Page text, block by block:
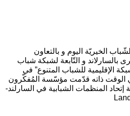
الخيريّة اليوم و بالتعاون
بالسارلاند و التّابعة لشبكة شباب
الإقليمية للشباب المتنوع” في
الوقت ذاته قدّمت مؤسّسة المُفكّرون
المنظمات الشبابية في السارلند-